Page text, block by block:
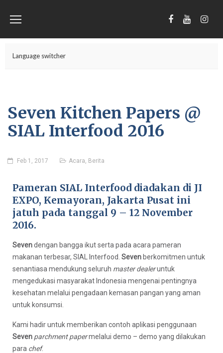
Language switcher
Seven Kitchen Papers @
SIAL Interfood 2016
Feb 1, 2017 Acara, Berita
Pameran SIAL Interfood diadakan di JI
EXPO, Kemayoran, Jakarta Pusat ini
jatuh pada tanggal 9 – 12 November
2016.
Sevendengan bangga ikut serta pada acara pameran
makanan terbesar, SIAL Interfood. Seven berkomitmen untuk
senantiasa mendukung seluruh master dealeruntuk
mengedukasi masyarakat Indonesia mengenai pentingnya
kesehatan melalui pengadaan kemasan pangan yang aman
untuk konsumsi.
Kami hadir untuk memberikan contoh aplikasi penggunaan
Seven parchment papermelalui demo – demo yang dilakukan
para chef.